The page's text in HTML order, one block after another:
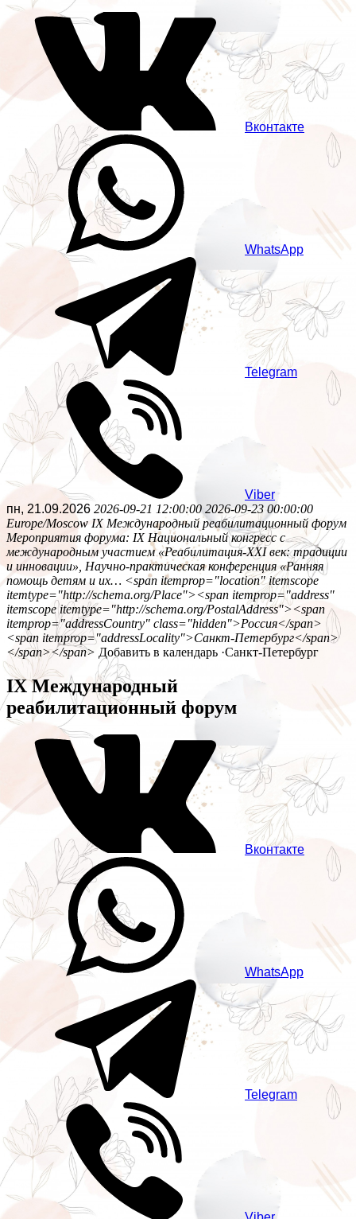
Вконтакте
WhatsApp
Telegram
Viber
пн, 21.09.2026 2026-09-21 12:00:00 2026-09-23 00:00:00
Europe/Moscow IX Международный реабилитационный форум
Мероприятия форума: IX Национальный конгресс с
международным участием «Реабилитация-ХХI век: традиции
и инновации», Научно-практическая конференция «Ранняя
помощь детям и их… <span itemprop="location" itemscope
itemtype="http://schema.org/Place"><span itemprop="address"
itemscope itemtype="http://schema.org/PostalAddress"><span
itemprop="addressCountry" class="hidden">Россия</span>
<span itemprop="addressLocality">Санкт-Петербург</span>
</span></span> Добавить в календарь ·Санкт-Петербург
IX Международный
реабилитационный форум
Вконтакте
WhatsApp
Telegram